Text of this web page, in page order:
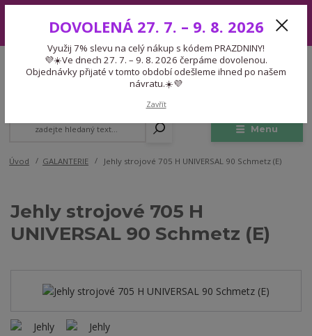
7. – 9. 8. 2026 čerpáme dovolenou. Objednávky přijaté v tomto období
odešleme ihned po našem návratu.☀️💜
Menu
CZK
Expedice 775 866 913
Po-Čt 9-15:30 Pá 9-14:30 Pauza 13-13:45
Úvod GALANTERIE Jehly strojové 705 H UNIVERSAL 90 Schmetz (E)
Jehly strojové 705 H
UNIVERSAL 90 Schmetz (E)
DOVOLENÁ 27. 7. – 9. 8. 2026
Využij 7% slevu na celý nákup s kódem PRAZDNINY!
💜☀️Ve dnech 27. 7. – 9. 8. 2026 čerpáme dovolenou.
Objednávky přijaté v tomto období odešleme ihned po našem
návratu.☀️💜
Zavřít